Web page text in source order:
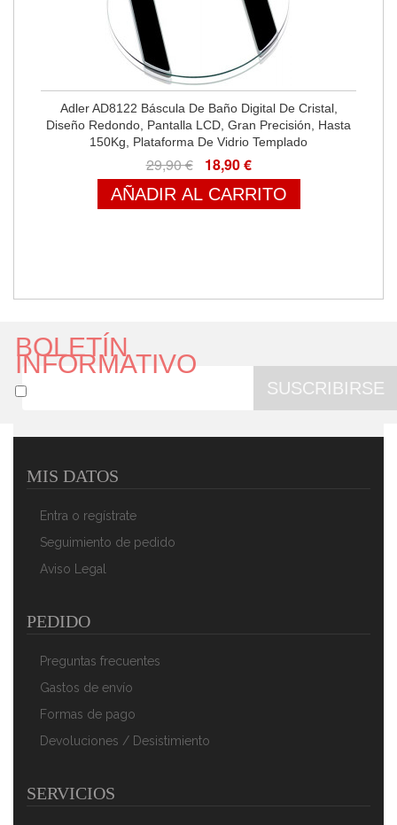
Adler AD8122 Báscula De Baño Digital De Cristal,
Diseño Redondo, Pantalla LCD, Gran Precisión, Hasta
150Kg, Plataforma De Vidrio Templado
29,90 € 18,90 €
AÑADIR AL CARRITO
30,90 €
ADLER AD-8124 Báscula De Baño Digital, Profesional,
BOLETÍN
INFORMATIVO
SUSCRIBIRSE
MIS DATOS
Entra o regístrate
Seguimiento de pedido
Aviso Legal
PEDIDO
Preguntas frecuentes
Gastos de envío
Formas de pago
Devoluciones / Desistimiento
SERVICIOS